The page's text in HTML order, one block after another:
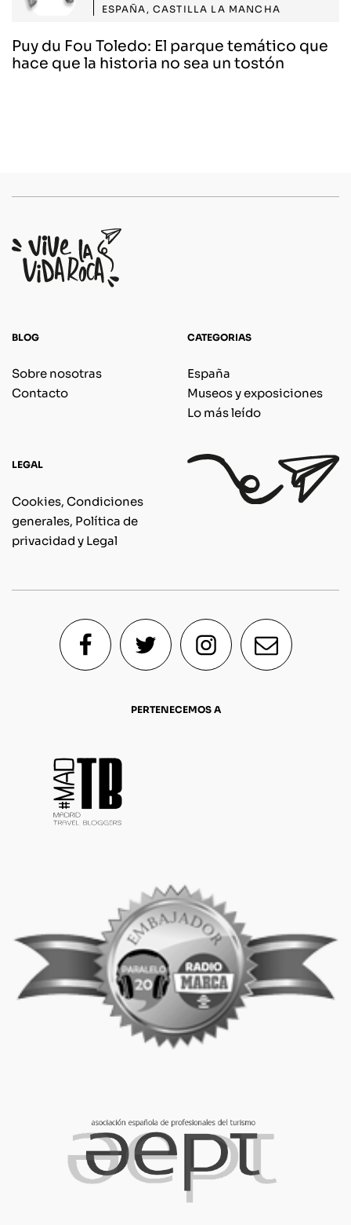
ESPAÑA , CASTILLA LA MANCHA
Puy du Fou Toledo: El parque temático que
hace que la historia no sea un tostón
BLOG
Sobre nosotras
Contacto
CATEGORIAS
España
Museos y exposiciones
Lo más leído
LEGAL
Cookies, Condiciones
generales, Política de
privacidad y Legal
PERTENECEMOS A